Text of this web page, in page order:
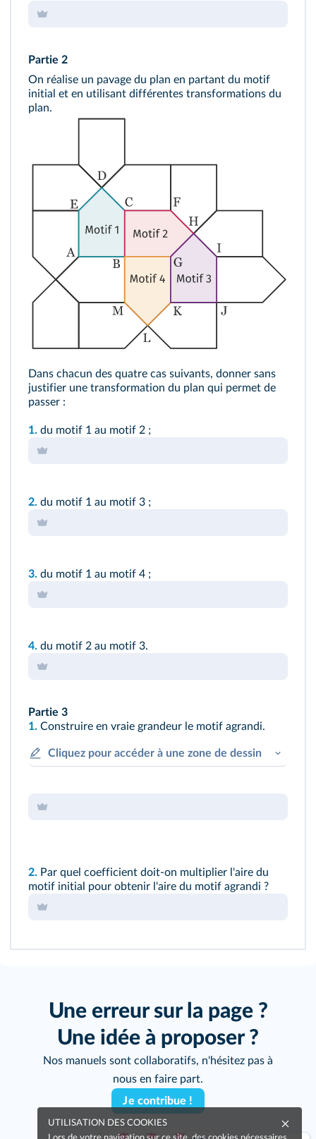
Partie 2
On réalise un pavage du plan en partant du motif
initial et en utilisant différentes transformations du
plan.
Dans chacun des quatre cas suivants, donner sans
justifier une transformation du plan qui permet de
passer :
1. du motif 1 au motif 2 ;
2. du motif 1 au motif 3 ;
3. du motif 1 au motif 4 ;
4. du motif 2 au motif 3.
Partie 3
1. Construire en vraie grandeur le motif agrandi.
Cliquez pour accéder à une zone de dessin
2. Par quel coefficient doit-on multiplier l'aire du
motif initial pour obtenir l'aire du motif agrandi ?
Une erreur sur la page ?
Une idée à proposer ?
Nos manuels sont collaboratifs, n'hésitez pas à
nous en faire part.
Je contribue !
UTILISATION DES COOKIES